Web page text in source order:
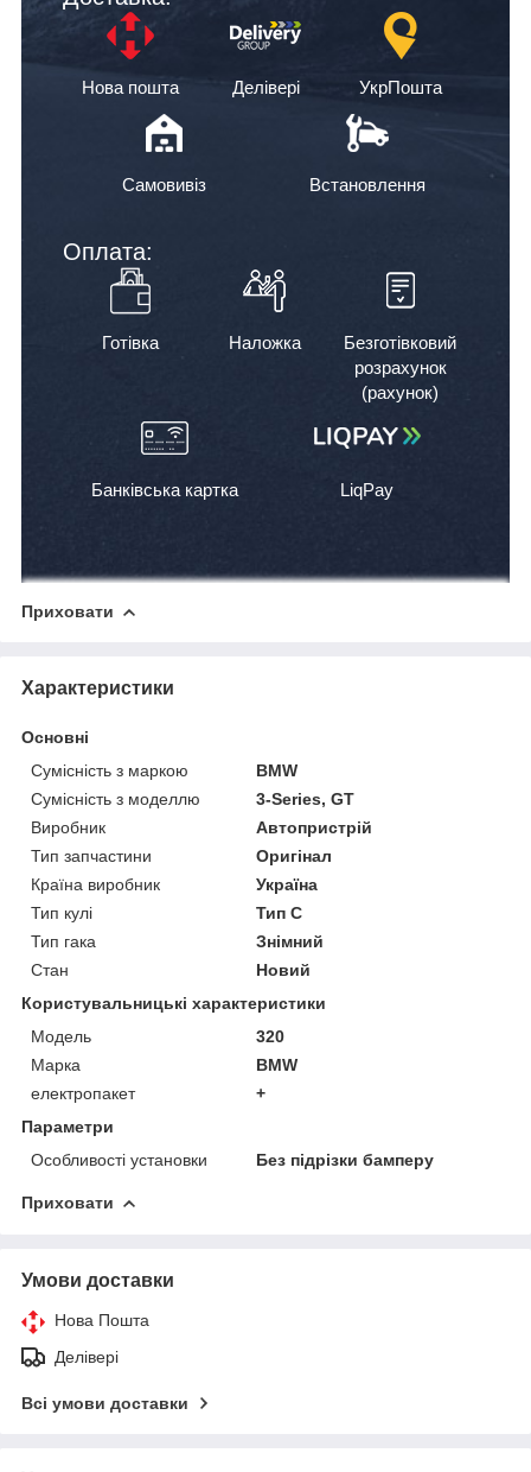
Нова пошта Делівері УкрПошта
Самовивіз Встановлення
Оплата:
Готівка Наложка
Безготівковий
розрахунок
(рахунок)
Банківська картка LiqPay
Приховати
Характеристики
Основні
Сумісність з маркою
BMW
Сумісність з моделлю
3-Series, GT
Виробник
Автопристрій
Тип запчастини
Оригінал
Країна виробник
Україна
Тип кулі
Тип C
Тип гака
Знімний
Стан
Новий
Користувальницькі характеристики
Модель
320
Марка
BMW
електропакет
+
Параметри
Особливості установки
Без підрізки бамперу
Приховати
Умови доставки
Нова Пошта
Делівері
Всі умови доставки